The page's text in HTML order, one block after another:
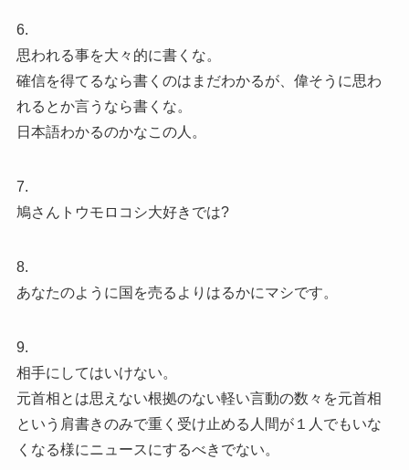
6.
思われる事を大々的に書くな。
確信を得てるなら書くのはまだわかるが、偉そうに思わ
れるとか言うなら書くな。
日本語わかるのかなこの人。
7.
鳩さんトウモロコシ大好きでは?
8.
あなたのように国を売るよりはるかにマシです。
9.
相手にしてはいけない。
元首相とは思えない根拠のない軽い言動の数々を元首相
という肩書きのみで重く受け止める人間が１人でもいな
くなる様にニュースにするべきでない。